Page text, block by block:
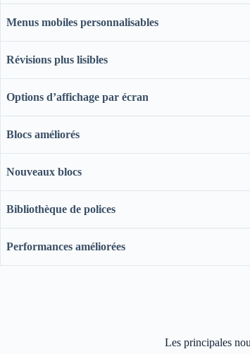
Menus mobiles personnalisables
Révisions plus lisibles
Options d’affichage par écran
Blocs améliorés
Nouveaux blocs
Bibliothèque de polices
Performances améliorées
Les principales